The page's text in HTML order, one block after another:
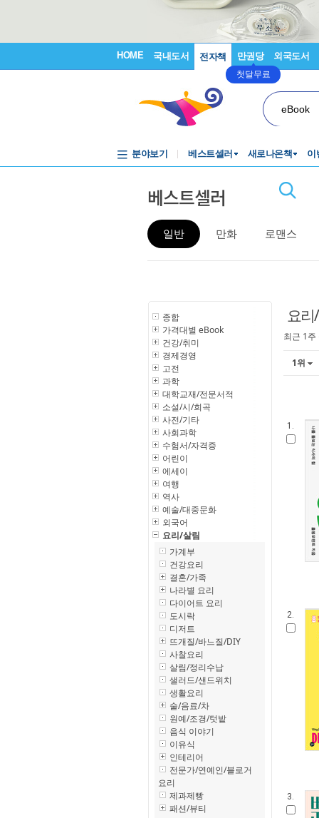
HOME 국내도서 전자책 만권당
첫달무료
외국도서
eBook
분야보기 베스트셀러 새로나온책 이
베스트셀러
일반 만화 로맨스
종합
가격대별 eBook
건강/취미
경제경영
고전
과학
대학교재/전문서적
소설/시/희곡
사전/기타
사회과학
수험서/자격증
어린이
에세이
여행
역사
예술/대중문화
외국어
요리/살림
가계부
건강요리
결혼/가족
나라별 요리
다이어트 요리
도시락
디저트
뜨개질/바느질/DIY
사찰요리
살림/정리수납
샐러드/샌드위치
생활요리
술/음료/차
원예/조경/텃밭
음식 이야기
이유식
인테리어
전문가/연예인/블로거
요리
제과제빵
패션/뷰티
요리
최근 1
1위
1.
2.
3.